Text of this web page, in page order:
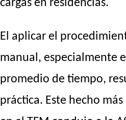
cargas en residencias.
El aplicar el
manual, especialmente
promedio de tiempo,
práctica. Este hecho